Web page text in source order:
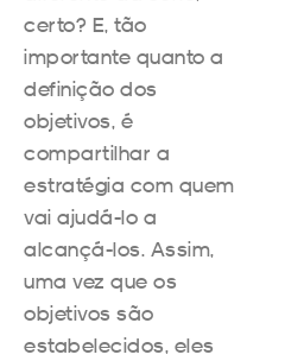
certo? E, tão
importante quanto a
definição dos
objetivos, é
compartilhar a
estratégia com quem
vai ajudá-lo a
alcançá-los. Assim,
uma vez que os
objetivos são
estabelecidos, eles